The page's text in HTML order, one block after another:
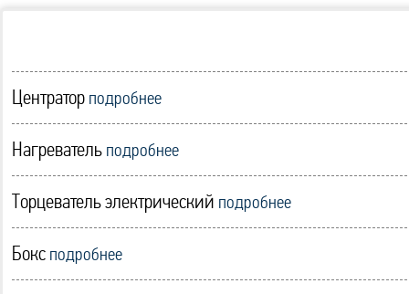
Центратор подробнее
Нагреватель подробнее
Торцеватель электрический подробнее
Бокс подробнее